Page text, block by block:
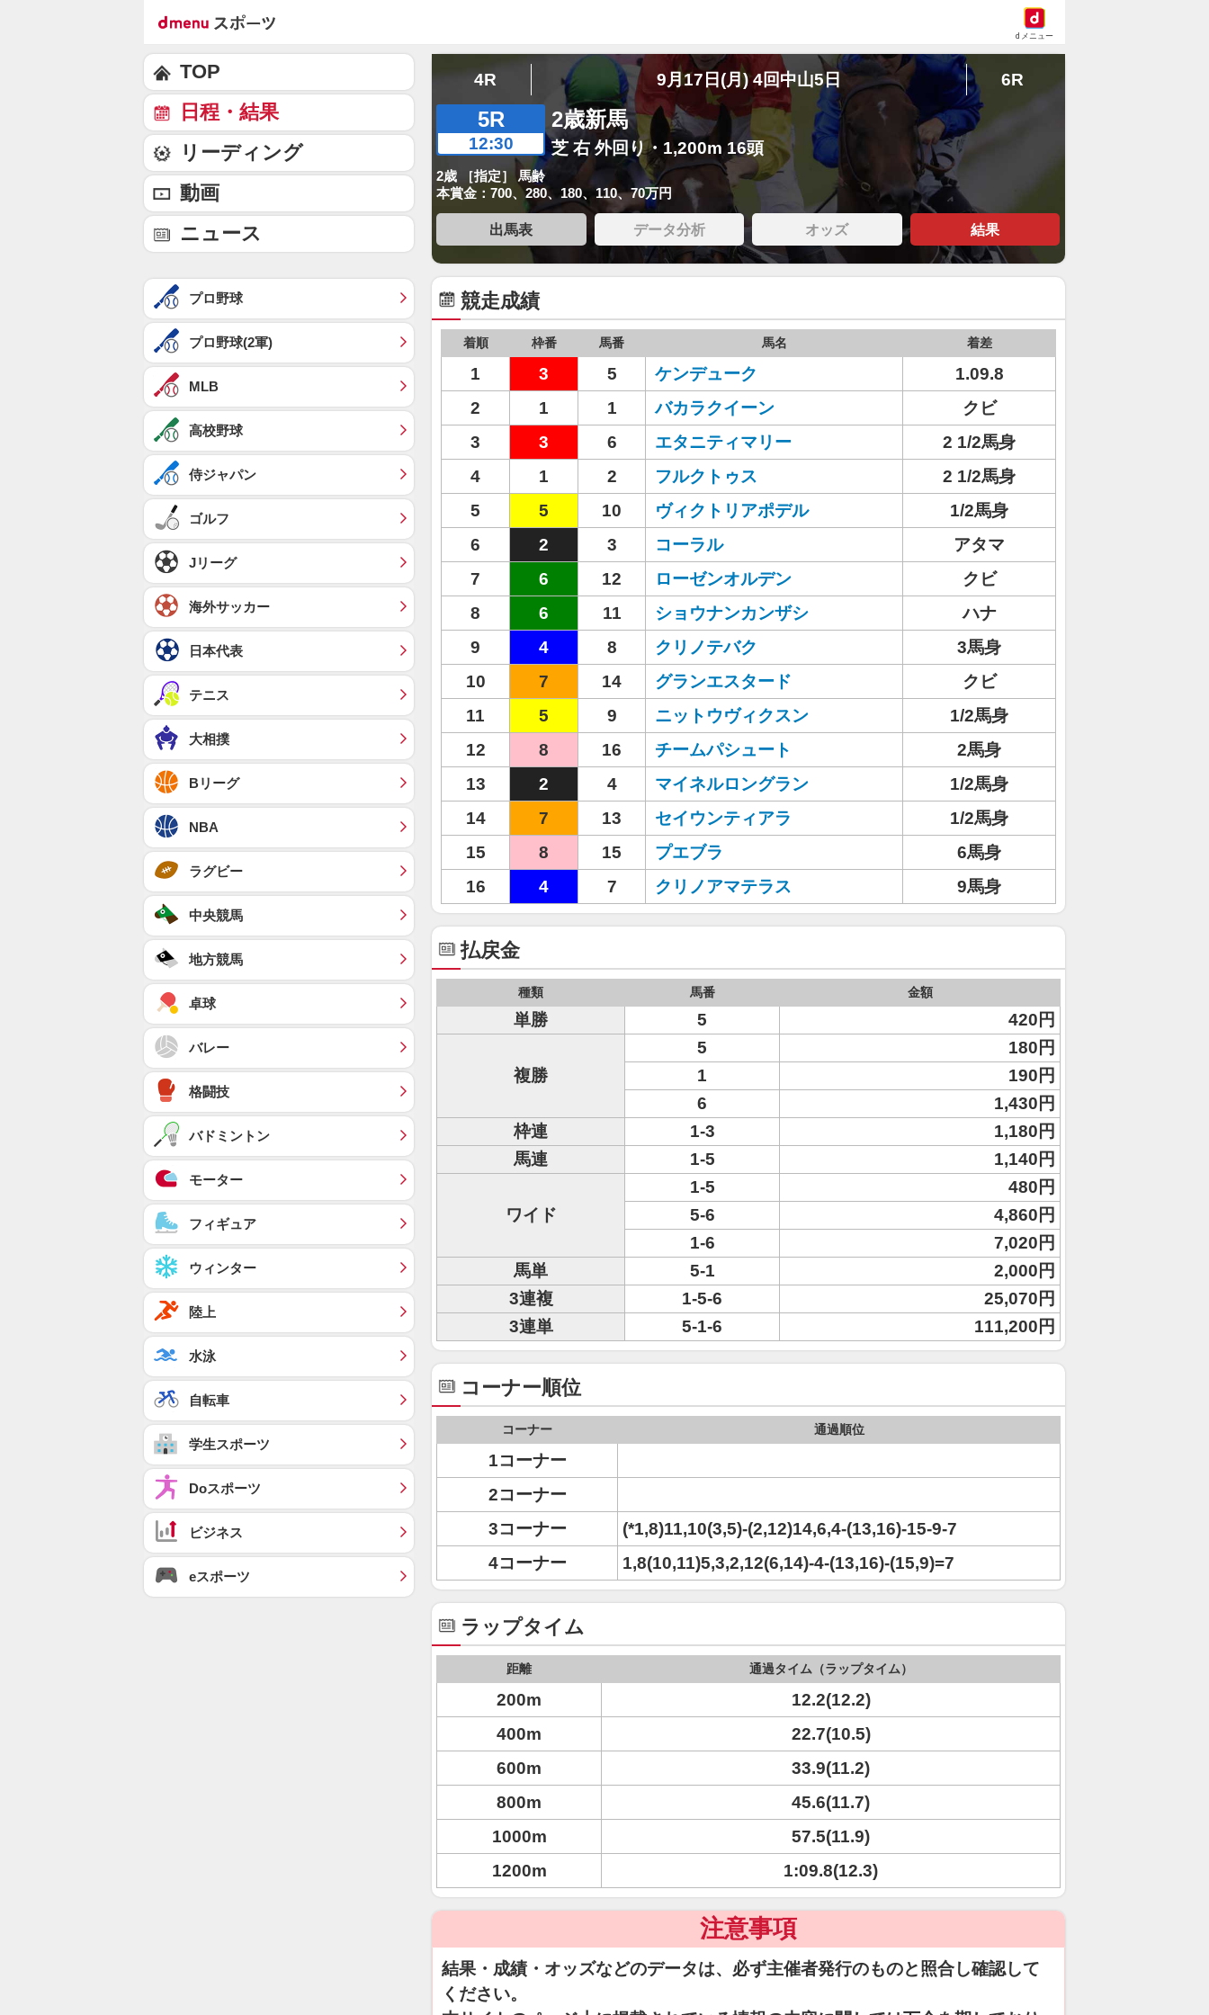
dメニュー
4R 9月17日(月) 4回中山5日 6R
5R
12:30
2歳新馬
芝 右 外回り・1,200m 16頭
2歳 ［指定］ 馬齢
本賞金：700、280、180、110、70万円
出馬表 データ分析 オッズ 結果
競走成績
着順 枠番 馬番 馬名 着差
1 3 5 ケンデューク
1.09.8
2
1 1 バカラクイーン
クビ
3
3 6 エタニティマリー
2 1/2馬身
4
1 2 フルクトゥス
2 1/2馬身
5
5 10 ヴィクトリアポデル
1/2馬身
6
2 3 コーラル
アタマ
7
6 12 ローゼンオルデン
クビ
8
6 11 ショウナンカンザシ
ハナ
9
4 8 クリノテバク
3馬身
10
7 14 グランエスタード
クビ
11
5 9 ニットウヴィクスン
1/2馬身
12
8 16 チームパシュート
2馬身
13
2 4 マイネルロングラン
1/2馬身
14
7 13 セイウンティアラ
1/2馬身
15
8 15 プエブラ
6馬身
16
4 7 クリノアマテラス 9馬身
払戻金
種類 馬番 金額
単勝 5 420円
複勝
5
180円
1
190円
6
1,430円
枠連
1-3
1,180円
馬連
1-5 1,140円
ワイド
1-5
480円
5-6
4,860円
1-6
7,020円
馬単
5-1
2,000円
3連複
1-5-6
25,070円
3連単
5-1-6 111,200円
コーナー順位
コーナー 通過順位
1コーナー
2コーナー
3コーナー
(*1,8)11,10(3,5)-(2,12)14,6,4-(13,16)-15-9-7
4コーナー
1,8(10,11)5,3,2,12(6,14)-4-(13,16)-(15,9)=7
ラップタイム
距離 通過タイム（ラップタイム）
200m
12.2(12.2)
400m
22.7(10.5)
600m
33.9(11.2)
800m
45.6(11.7)
1000m
57.5(11.9)
1200m
1:09.8(12.3)
注意事項
結果・成績・オッズなどのデータは、必ず主催者発行のものと照合し確認して
ください。
TOP
日程・結果
リーディング
動画
ニュース
プロ野球
プロ野球(2軍)
MLB
高校野球
侍ジャパン
ゴルフ
Jリーグ
海外サッカー
日本代表
テニス
大相撲
Bリーグ
NBA
ラグビー
中央競馬
地方競馬
卓球
バレー
格闘技
バドミントン
モーター
フィギュア
ウィンター
陸上
水泳
自転車
学生スポーツ
Doスポーツ
ビジネス
eスポーツ